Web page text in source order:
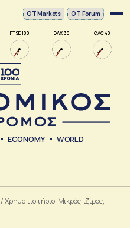
FTSE 100 DAX 30 CAC 40
ΟΤ Markets OT Forum
ECONOMY WORLD
/Χρηματιστήριο: Μικρός τζίρος,